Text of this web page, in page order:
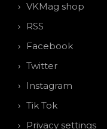
VKMag shop
RSS
Facebook
Twitter
Instagram
Tik Tok
Privacy settings